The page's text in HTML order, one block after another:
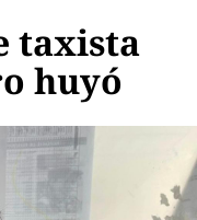
taxista
huyó